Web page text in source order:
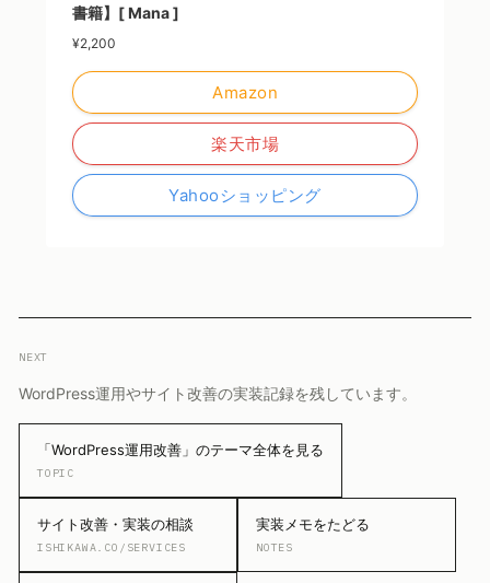
書籍】[ Mana ]
¥2,200
Amazon
楽天市場
Yahooショッピング
NEXT
WordPress運用やサイト改善の実装記録を残しています。
「WordPress運用改善」のテーマ全体を見る
TOPIC
サイト改善・実装の相談
ISHIKAWA.CO/SERVICES
実装メモをたどる
NOTES